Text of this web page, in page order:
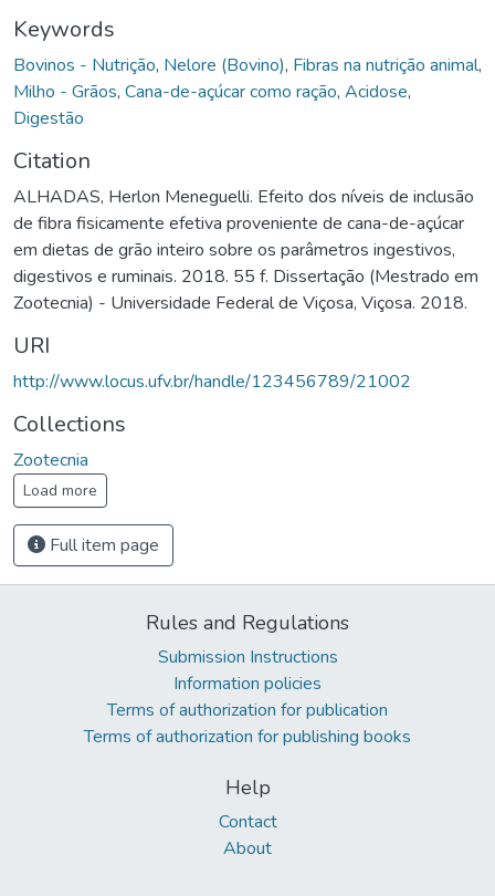
Keywords
Bovinos - Nutrição, Nelore (Bovino), Fibras na nutrição animal,
Milho - Grãos, Cana-de-açúcar como ração, Acidose,
Digestão
Citation
ALHADAS, Herlon Meneguelli. Efeito dos níveis de inclusão
de fibra fisicamente efetiva proveniente de cana-de-açúcar
em dietas de grão inteiro sobre os parâmetros ingestivos,
digestivos e ruminais. 2018. 55 f. Dissertação (Mestrado em
Zootecnia) - Universidade Federal de Viçosa, Viçosa. 2018.
URI
http://www.locus.ufv.br/handle/123456789/21002
Collections
Zootecnia
Load more
Full item page
Rules and Regulations
Submission Instructions
Information policies
Terms of authorization for publication
Terms of authorization for publishing books
Help
Contact
About